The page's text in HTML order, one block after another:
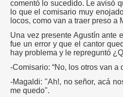
comentó lo sucedido. Le avisó
lo que el comisario muy
locos, como van a traer preso a
Una vez presente Agustín ante
fue un error y que el cantor
hay problema y le repreguntó
-Comisario: “No, los otros van a
-Magaldi: "Ah!, no señor, acá
me quedo".